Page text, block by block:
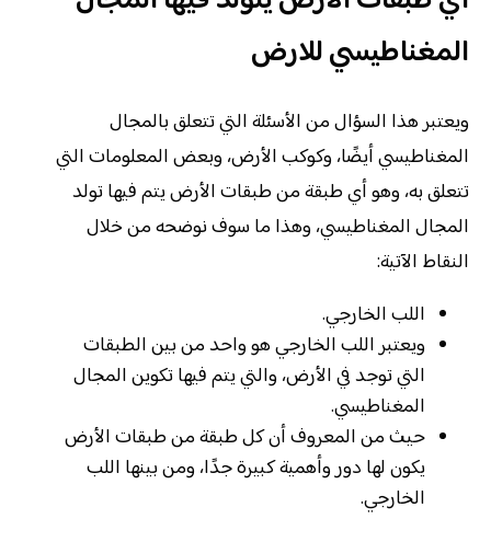
المغناطيسي للارض
ويعتبر هذا السؤال من الأسئلة التي تتعلق بالمجال
المغناطيسي أيضًا، وكوكب الأرض، وبعض المعلومات التي
تتعلق به، وهو أي طبقة من طبقات الأرض يتم فيها تولد
المجال المغناطيسي، وهذا ما سوف نوضحه من خلال
النقاط الآتية:
اللب الخارجي.
ويعتبر اللب الخارجي هو واحد من بين الطبقات
التي توجد في الأرض، والتي يتم فيها تكوين المجال
المغناطيسي.
حيث من المعروف أن كل طبقة من طبقات الأرض
يكون لها دور وأهمية كبيرة جدًا، ومن بينها اللب
الخارجي.